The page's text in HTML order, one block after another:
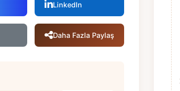
LinkedIn
Daha Fazla Paylaş